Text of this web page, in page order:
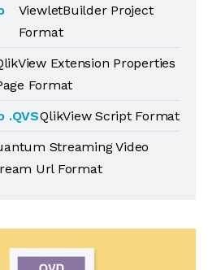
ViewletBuilder Project
Format
Extension Properties
Format
.QVSQlikView Script Format
Streaming Video
Url Format